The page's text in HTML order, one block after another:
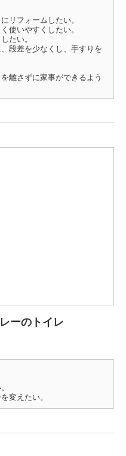
リフォームしたい。
使いやすくしたい。
たい。
段差を少なくし、手すりを
離さずに家事ができるよう
ーのトイレ
変えたい。